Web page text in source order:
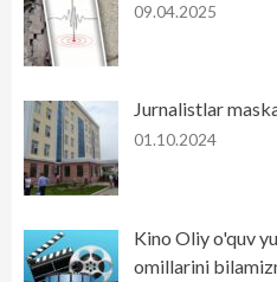
09.04.2025
Jurnalistlar
01.10.2024
Kino Oliy o'quv
omillarini